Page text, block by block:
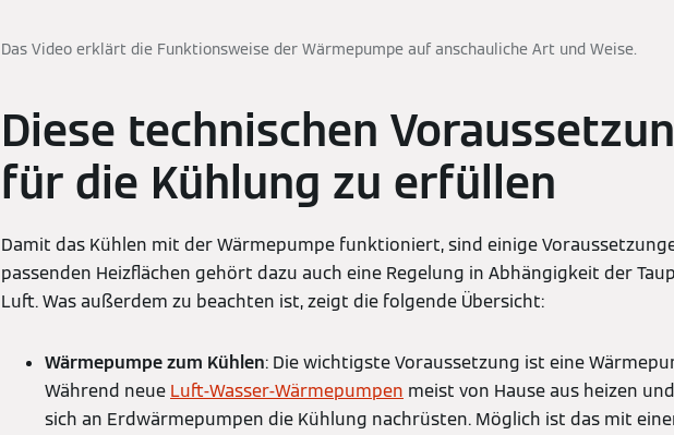
Das Video erklärt die Funktionsweise der Wärmepumpe auf anschauliche Art und Weise.
Diese technischen
für die Kühlung zu erfüllen
Damit das Kühlen mit der Wärmepumpe funktioniert, sind einige
passenden Heizflächen gehört dazu auch eine Regelung in Abhängigkeit der
Luft. Was außerdem zu beachten ist, zeigt die folgende Übersicht:
Wärmepumpe zum Kühlen: Die wichtigste Voraussetzung ist eine
Während neue Luft-Wasser-Wärmepumpen meist von Hause aus heizen
sich an Erdwärmepumpen die Kühlung nachrüsten. Möglich ist das mit